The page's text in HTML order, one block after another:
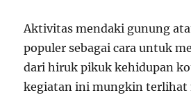
Aktivitas mendaki gunung
populer sebagai cara untuk
dari hiruk pikuk kehidupan
kegiatan ini mungkin terlihat